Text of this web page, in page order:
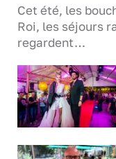
Cet été, les
Roi, les séjours
regardent…